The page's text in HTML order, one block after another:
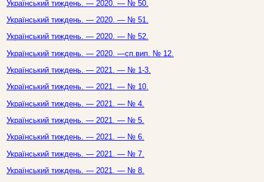
Український тиждень. — 2020. — № 50.
Український тиждень. — 2020. — № 51.
Український тиждень. — 2020. — № 52.
Український тиждень. — 2020. —сп.вип. № 12.
Український тиждень. — 2021. — № 1-3.
Український тиждень. — 2021. — № 10.
Український тиждень. — 2021. — № 4.
Український тиждень. — 2021. — № 5.
Український тиждень. — 2021. — № 6.
Український тиждень. — 2021. — № 7.
Український тиждень. — 2021. — № 8.